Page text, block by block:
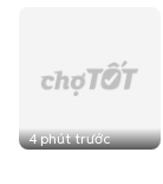
4 phút trước